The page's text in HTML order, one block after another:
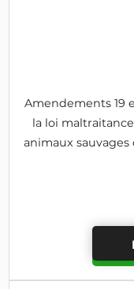
Amendements 19
la loi
animaux